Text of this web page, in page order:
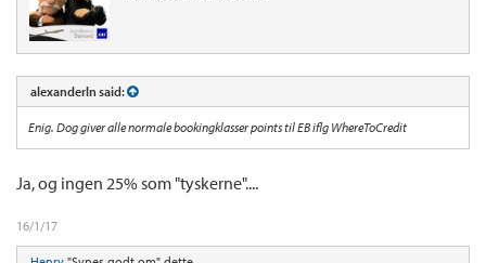
alexanderln said:
Enig. Dog giver alle normale bookingklasser points til EB iflg WhereToCredit
Ja, og ingen 25% som "tyskerne"....
16/1/17